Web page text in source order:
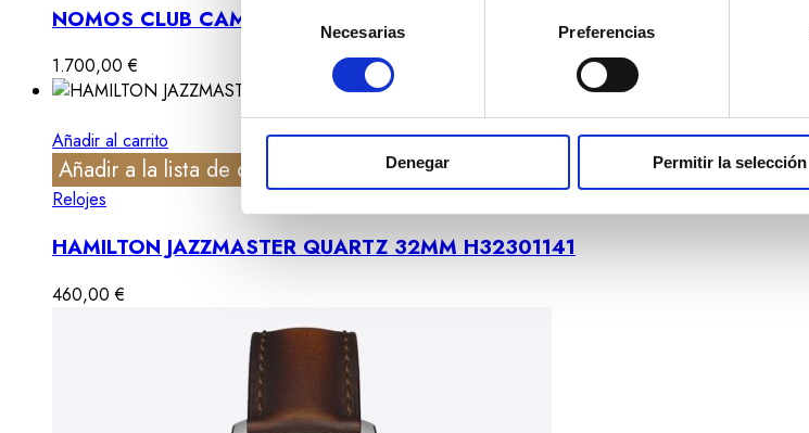
de
consentimiento
Necesarias Preferencias
Denegar Permitir la selección
NOMOS CLUB CAMPUS FULL ROSE 36MM Ref. 706.GB
1.700,00€
Añadir al carrito
Añadir a la lista de deseos Vista rápida
Relojes
HAMILTON JAZZMASTER QUARTZ 32MM H32301141
460,00€